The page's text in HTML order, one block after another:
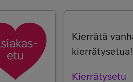
Kierrätä
kierrätysetua!
Kierrätysetu